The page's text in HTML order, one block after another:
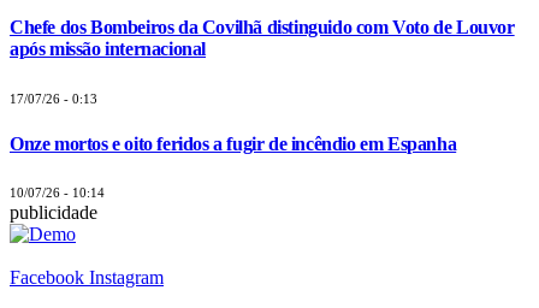
Chefe dos Bombeiros da Covilhã distinguido com Voto de Louvor
após missão internacional
17/07/26 - 0:13
Onze mortos e oito feridos a fugir de incêndio em Espanha
10/07/26 - 10:14
publicidade
Facebook Instagram